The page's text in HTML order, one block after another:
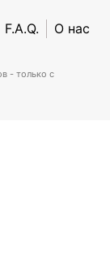
F.A.Q. О нас
- только с